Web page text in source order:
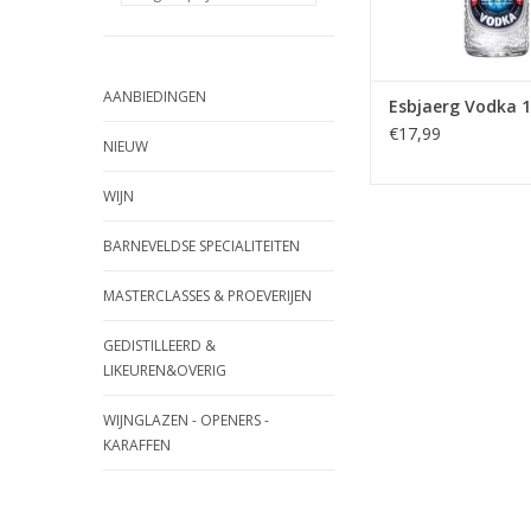
AANBIEDINGEN
NIEUW
WIJN
BARNEVELDSE SPECIALITEITEN
MASTERCLASSES & PROEVERIJEN
GEDISTILLEERD &
LIKEUREN&OVERIG
WIJNGLAZEN - OPENERS -
KARAFFEN
TOEVOEGEN AAN
Esbjaerg Vodka
€17,99